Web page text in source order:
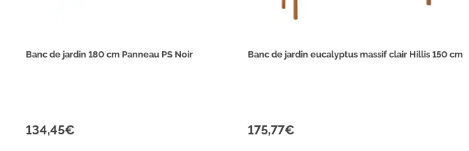
Banc de jardin 180 cm Panneau PS Noir
134,45€
Banc de jardin eucalyptus massif clair Hillis 150 cm
175,77€